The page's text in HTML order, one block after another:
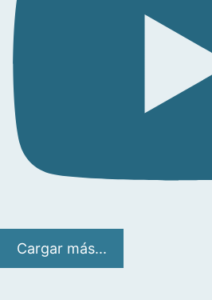
Cargar más...